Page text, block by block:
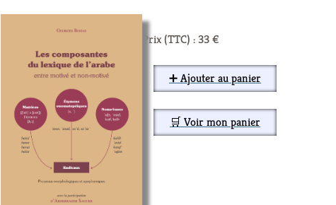
Prix (TTC) : 33 €
➕ Ajouter au panier
🛒 Voir mon panier